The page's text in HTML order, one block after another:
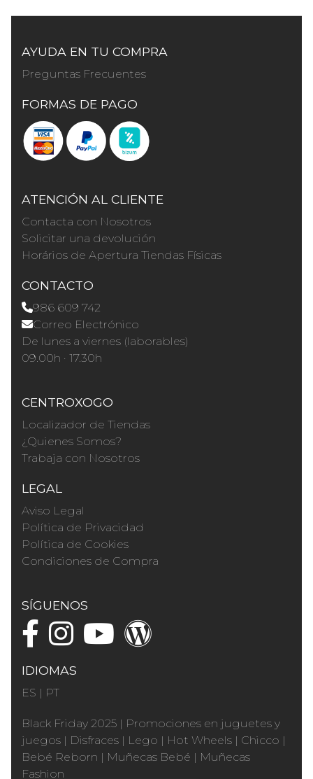
AYUDA EN TU COMPRA
Preguntas Frecuentes
FORMAS DE PAGO
ATENCIÓN AL CLIENTE
Contacta con Nosotros
Solicitar una devolución
Horários de Apertura Tiendas Físicas
CONTACTO
986 609 742
Correo Electrónico
De lunes a viernes (laborables)
09.00h · 17.30h
CENTROXOGO
Localizador de Tiendas
¿Quienes Somos?
Trabaja con Nosotros
LEGAL
Aviso Legal
Política de Privacidad
Política de Cookies
Condiciones de Compra
SÍGUENOS
IDIOMAS
ES | PT
Black Friday 2025 | Promociones en juguetes y
juegos | Disfraces | Lego | Hot Wheels | Chicco |
Bebé Reborn | Muñecas Bebé | Muñecas
Fashion